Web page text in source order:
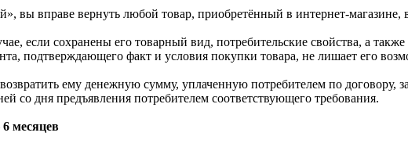
вы вправе вернуть любой товар, приобретённый в интернет-магазине,
если сохранены его товарный вид, потребительские свойства, а
подтверждающего факт и условия покупки товара, не лишает его
ему денежную сумму, уплаченную потребителем по договору,
со дня предъявления потребителем соответствующего требования.
месяцев